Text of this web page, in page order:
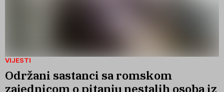
VIJESTI
Održani sastanci sa romskom
zajednicom o pitanju nestalih osoba iz